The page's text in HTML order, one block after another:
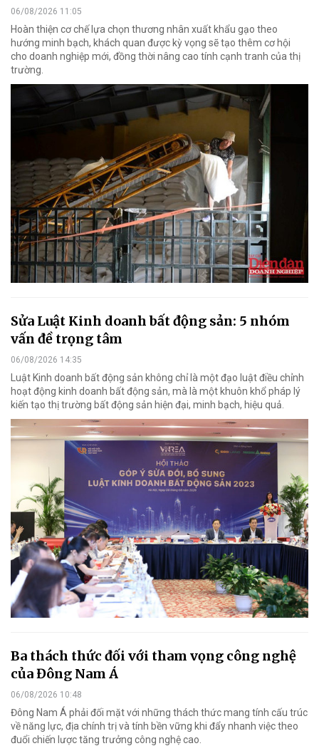
06/08/2026 11:05
Hoàn thiện cơ chế lựa chọn thương nhân xuất khẩu gạo theo
hướng minh bạch, khách quan được kỳ vọng sẽ tạo thêm cơ hội
cho doanh nghiệp mới, đồng thời nâng cao tính cạnh tranh của thị
trường.
Sửa Luật Kinh doanh bất động sản: 5 nhóm
vấn đề trọng tâm
06/08/2026 14:35
Luật Kinh doanh bất động sản không chỉ là một đạo luật điều chỉnh
hoạt động kinh doanh bất động sản, mà là một khuôn khổ pháp lý
kiến tạo thị trường bất động sản hiện đại, minh bạch, hiệu quả.
Ba thách thức đối với tham vọng công nghệ
của Đông Nam Á
06/08/2026 10:48
Đông Nam Á phải đối mặt với những thách thức mang tính cấu trúc
về năng lực, địa chính trị và tính bền vững khi đẩy nhanh việc theo
đuổi chiến lược tăng trưởng công nghệ cao.